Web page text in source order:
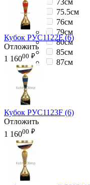
75.5см
76см
79см
80см
85см
87см
Кубок РУС1122F (6)
Отложить
1 16000 ₽
Кубок РУС1123F (6)
Отложить
1 16000 ₽